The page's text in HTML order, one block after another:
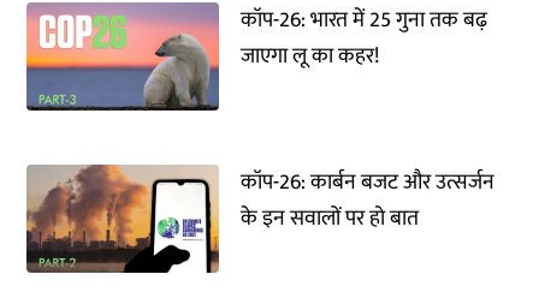
कॉप-26: भारत में 25 गुना तक बढ़
जाएगा लू का कहर!
कॉप-26: कार्बन बजट और उत्सर्जन
के इन सवालों पर हो बात